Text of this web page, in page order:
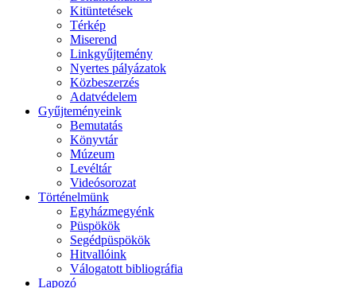
Kitüntetések
Térkép
Miserend
Linkgyűjtemény
Nyertes pályázatok
Közbeszerzés
Adatvédelem
Gyűjteményeink
Bemutatás
Könyvtár
Múzeum
Levéltár
Videósorozat
Történelmünk
Egyházmegyénk
Püspökök
Segédpüspökök
Hitvallóink
Válogatott bibliográfia
Lapozó